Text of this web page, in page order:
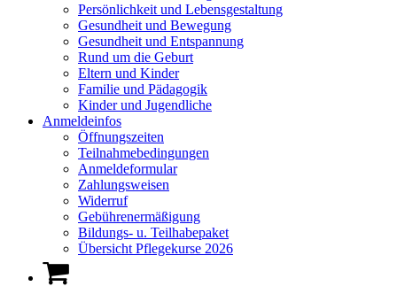
Persönlichkeit und Lebensgestaltung
Gesundheit und Bewegung
Gesundheit und Entspannung
Rund um die Geburt
Eltern und Kinder
Familie und Pädagogik
Kinder und Jugendliche
Anmeldeinfos
Öffnungszeiten
Teilnahmebedingungen
Anmeldeformular
Zahlungsweisen
Widerruf
Gebührenermäßigung
Bildungs- u. Teilhabepaket
Übersicht Pflegekurse 2026